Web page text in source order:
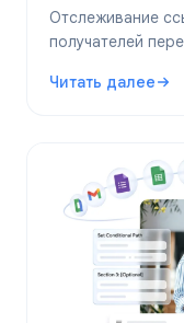
Отслеживание
получателей
Gmail и как
Читать далее
: Отслеживание